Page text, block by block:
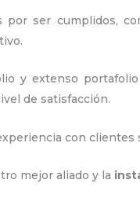
por ser cumplidos,
y extenso
de satisfacción.
con clientes
mejor aliado y la